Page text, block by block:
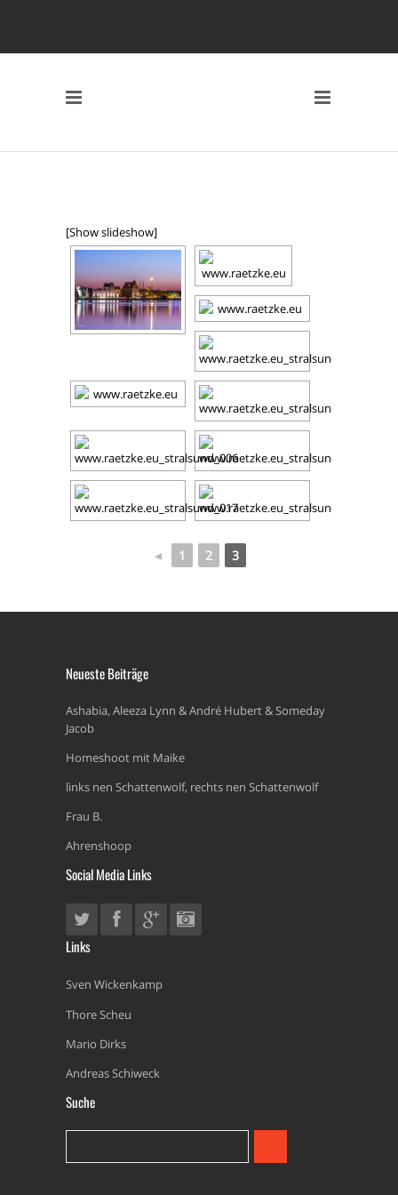
[Show slideshow]
◄ 1 2 3
Neueste Beiträge
Ashabia, Aleeza Lynn & André Hubert & Someday
Jacob
Homeshoot mit Maike
links nen Schattenwolf, rechts nen Schattenwolf
Frau B.
Ahrenshoop
Social Media Links
Links
Sven Wickenkamp
Thore Scheu
Mario Dirks
Andreas Schiweck
Suche